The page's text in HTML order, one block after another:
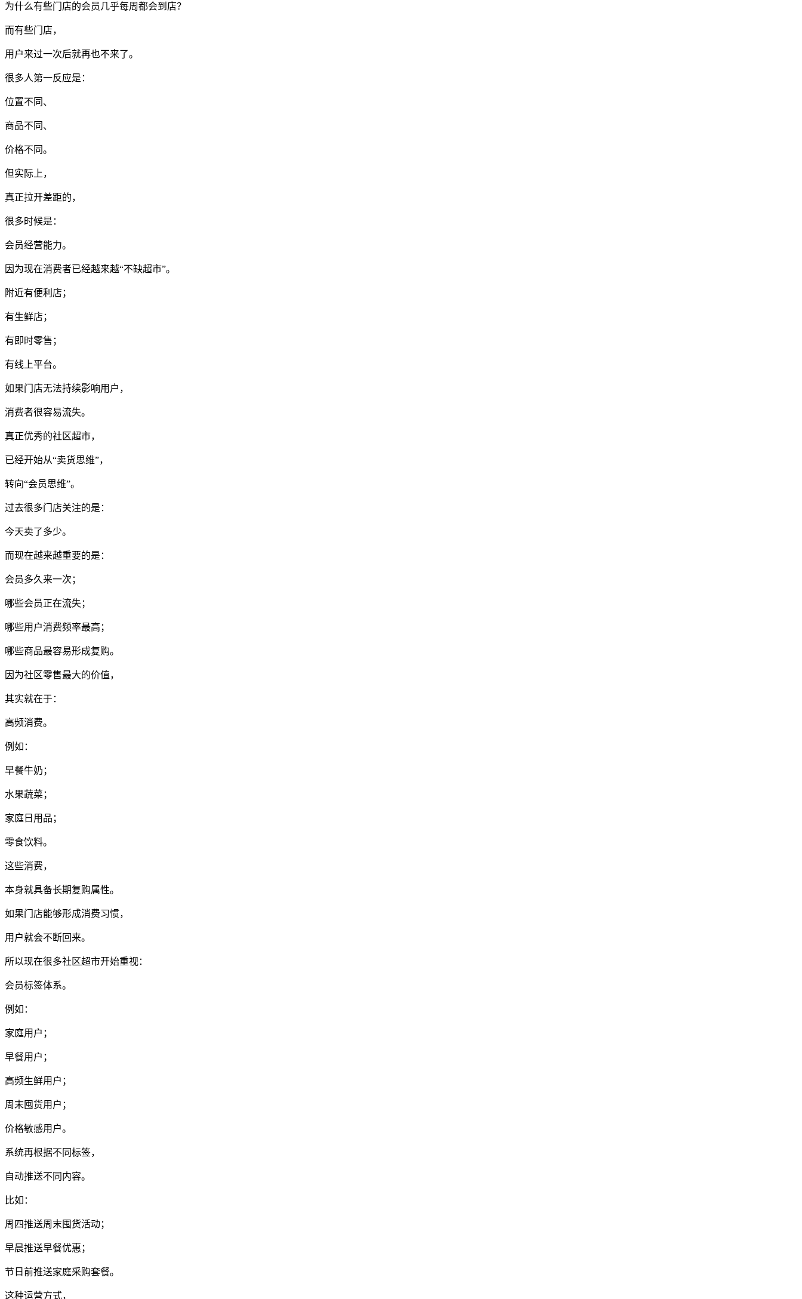
为什么有些门店的会员几乎每周都会到店？
而有些门店，
用户来过一次后就再也不来了。
很多人第一反应是：
位置不同、
商品不同、
价格不同。
但实际上，
真正拉开差距的，
很多时候是：
会员经营能力。
因为现在消费者已经越来越“不缺超市”。
附近有便利店；
有生鲜店；
有即时零售；
有线上平台。
如果门店无法持续影响用户，
消费者很容易流失。
真正优秀的社区超市，
已经开始从“卖货思维”，
转向“会员思维”。
过去很多门店关注的是：
今天卖了多少。
而现在越来越重要的是：
会员多久来一次；
哪些会员正在流失；
哪些用户消费频率最高；
哪些商品最容易形成复购。
因为社区零售最大的价值，
其实就在于：
高频消费。
例如：
早餐牛奶；
水果蔬菜；
家庭日用品；
零食饮料。
这些消费，
本身就具备长期复购属性。
如果门店能够形成消费习惯，
用户就会不断回来。
所以现在很多社区超市开始重视：
会员标签体系。
例如：
家庭用户；
早餐用户；
高频生鲜用户；
周末囤货用户；
价格敏感用户。
系统再根据不同标签，
自动推送不同内容。
比如：
周四推送周末囤货活动；
早晨推送早餐优惠；
节日前推送家庭采购套餐。
这种运营方式，